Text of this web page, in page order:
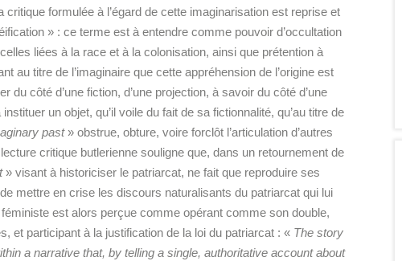
critique formulée à l’égard de cette imaginarisation est reprise et
» : ce terme est à entendre comme pouvoir d’occultation
liées à la race et à la colonisation, ainsi que prétention à
au titre de l’imaginaire que cette appréhension de l’origine est
du côté d’une fiction, d’une projection, à savoir du côté d’une
un objet, qu’il voile du fait de sa fictionnalité, qu’au titre de
past» obstrue, obture, voire forclôt l’articulation d’autres
critique butlerienne souligne que, dans un retournement de
» visant à historiciser le patriarcat, ne fait que reproduire ses
mettre en crise les discours naturalisants du patriarcat qui lui
est alors perçue comme opérant comme son double,
et participant à la justification de la loi du patriarcat : « The story
a narrative that, by telling a single, authoritative account about